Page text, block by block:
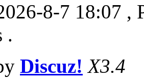
8-7 18:07 ,
.
Discuz! X3.4